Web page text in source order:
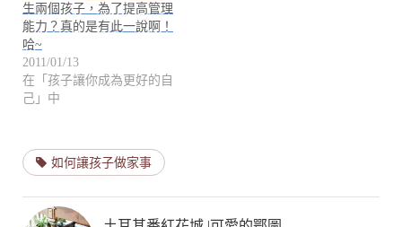
生兩個孩子，為了提高管理
能力？真的是有此一說啊！
哈~
2011/01/13
在「孩子讓你成為更好的自
己」中
如何讓孩子做家事